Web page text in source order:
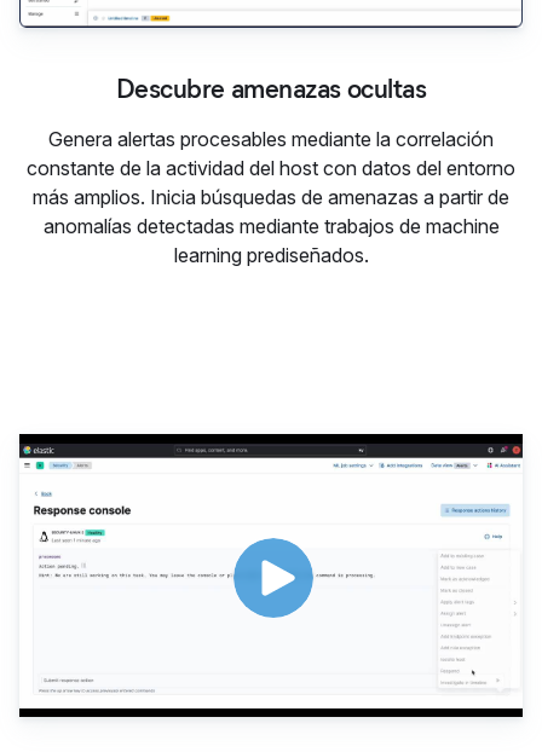
Descubre amenazas ocultas
Genera alertas procesables mediante la correlación
constante de la actividad del host con datos del entorno
más amplios. Inicia búsquedas de amenazas a partir de
anomalías detectadas mediante trabajos de machine
learning prediseñados.
Desenmascara amenazas,